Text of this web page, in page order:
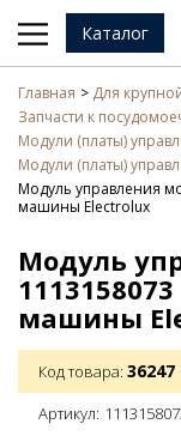
Каталог
Главная
Для
Запчасти к
Модули (платы)
Модули (платы)
Модуль управления
машины Electrolux
Модуль
машины
Код товара: 36247
Артикул: